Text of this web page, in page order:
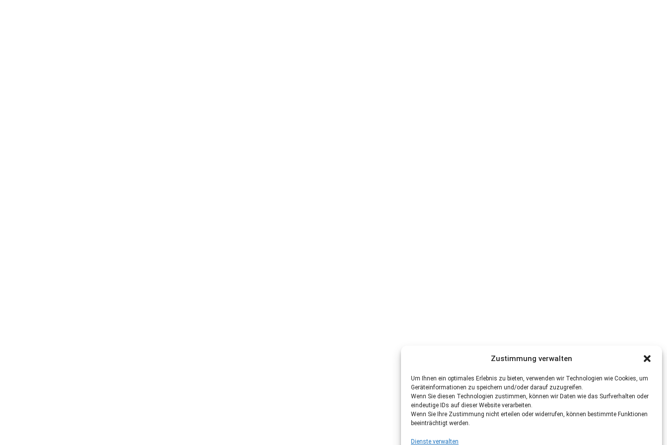
Zustimmung verwalten
Um Ihnen ein optimales Erlebnis zu bieten, verwenden wir Technologien wie Cookies, um
Geräteinformationen zu speichern und/oder darauf zuzugreifen.
Wenn Sie diesen Technologien zustimmen, können wir Daten wie das Surfverhalten oder
eindeutige IDs auf dieser Website verarbeiten.
Wenn Sie Ihre Zustimmung nicht erteilen oder widerrufen, können bestimmte Funktionen
beeinträchtigt werden.
Dienste verwalten